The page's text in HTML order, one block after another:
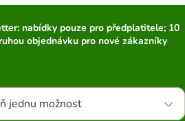
nabídky pouze pro předplatitele; 10
objednávku pro nové zákazníky
jednu možnost